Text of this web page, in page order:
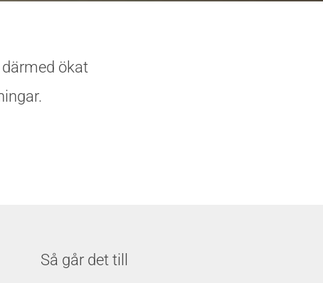
ökat
Så går det till